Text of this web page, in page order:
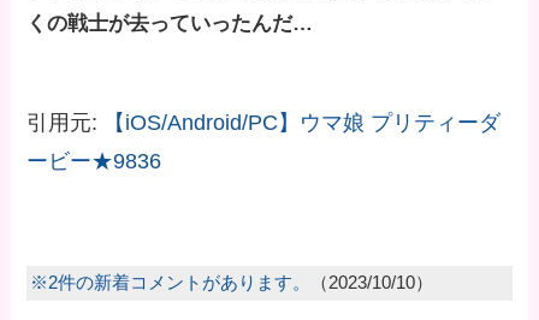
くの戦士が去っていったんだ…
引用元:
【iOS/Android/PC】ウマ娘 プリティーダ
ービー★9836
※2件の新着コメントがあります。 （2023/10/10）